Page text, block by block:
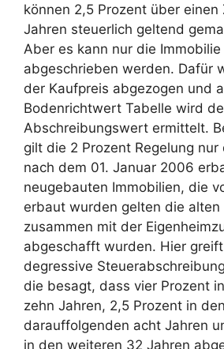
können 2,5 Prozent über
Jahren steuerlich geltend
Aber es kann nur die
abgeschrieben werden. Dafür
der Kaufpreis abgezogen und
Bodenrichtwert Tabelle wird
Abschreibungswert ermittelt.
gilt die 2 Prozent Regelung
nach dem 01. Januar 2006
neugebauten Immobilien, die
erbaut wurden gelten die alten
zusammen mit der
abgeschafft wurden. Hier
degressive
die besagt, dass vier Prozent
zehn Jahren, 2,5 Prozent in den
darauffolgenden acht Jahren
in den weiteren 32 Jahren